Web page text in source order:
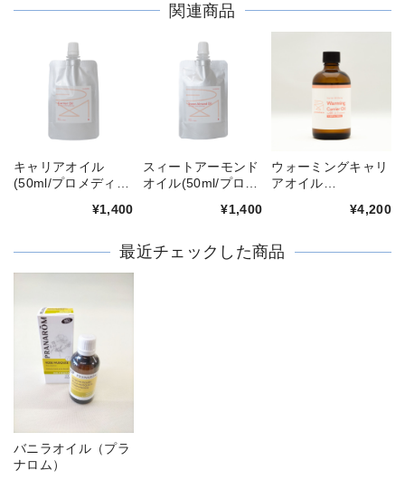
関連商品
キャリアオイル
(50ml/プロメディー
¥1,400
スィートアーモンド
オイル(50ml/プロメ
¥1,400
ウォーミングキャリ
アオイル
ロメディーズ）¥4,200
最近チェックした商品
バニラオイル（プラ
ナロム）